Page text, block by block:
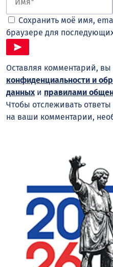
Сохранить моё имя,
браузере для
Оставляя комментарий, вы
конфиденциальности и
данныхи правилами
Чтобы отслеживать
на ваши комментарии,